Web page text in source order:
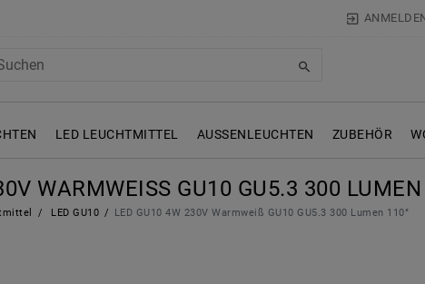
LED LEUCHTMITTEL AUSSENLEUCHTEN ZUBEHÖR
WARMWEISS GU10 GU5.3 300 LUMEN
LED GU10 LED GU10 4W 230V Warmweiß GU10 GU5.3 300 Lumen 110°